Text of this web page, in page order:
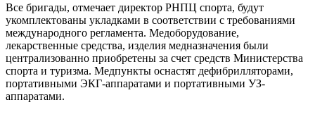
Все бригады, отмечает директор РНПЦ спорта, будут
укомплектованы укладками в соответствии с требованиями
международного регламента. Медоборудование,
лекарственные средства, изделия медназначения были
централизованно приобретены за счет средств Министерства
спорта и туризма. Медпункты оснастят дефибрилляторами,
портативными ЭКГ-аппаратами и портативными УЗ-
аппаратами.